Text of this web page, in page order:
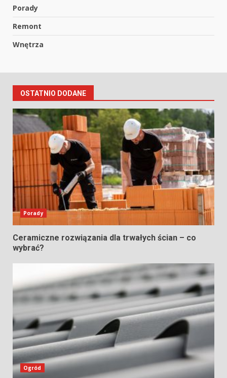
Porady
Remont
Wnętrza
OSTATNIO DODANE
Porady
Ceramiczne rozwiązania dla trwałych ścian – co
wybrać?
Ogród